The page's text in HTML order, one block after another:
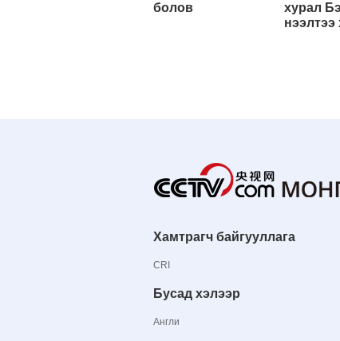
болов
хурал
нээлтээ
Хамтрагч байгууллага
CRI
Бусад хэлээр
Англи